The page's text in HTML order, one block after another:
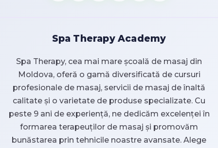
Spa Therapy Academy
Spa Therapy, cea mai mare școală de masaj din
Moldova, oferă o gamă diversificată de cursuri
profesionale de masaj, servicii de masaj de înaltă
calitate și o varietate de produse specializate. Cu
peste 9 ani de experiență, ne dedicăm excelenței în
formarea terapeuților de masaj și promovăm
bunăstarea prin tehnicile noastre avansate. Alege